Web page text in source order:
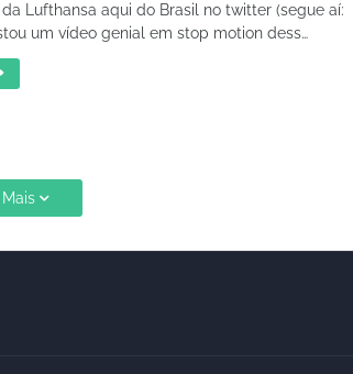
Lufthansa aqui do Brasil no twitter (segue aí:
um vídeo genial em stop motion dess…